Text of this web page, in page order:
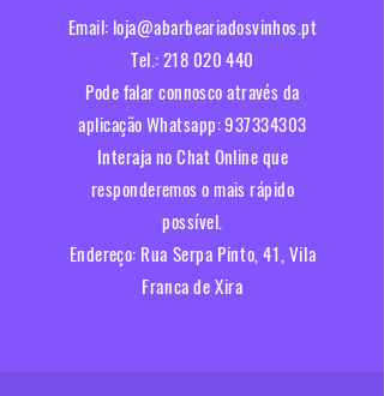
Email: loja@abarbeariadosvinhos.pt
Tel.:218 020 440
Pode falar connosco através da
aplicação Whatsapp:937334303
Interaja no Chat Online que
responderemos o mais rápido
possível.​
Endereço: Rua Serpa Pinto, 41, Vila
Franca de Xira